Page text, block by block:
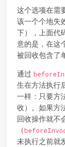
这个选项在需
该一个个地失
下），上面代
意的是，在这
被回收包含了
通过
生在方法执行
一样：只要方
收）。如果方
回收操作就不
（
未执行之前就